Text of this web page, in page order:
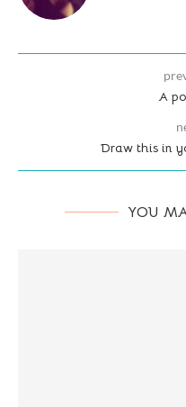
A
Draw this in
YOU